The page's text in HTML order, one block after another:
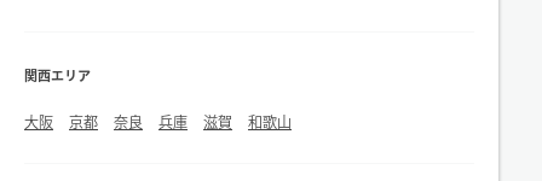
関西エリア
大阪 京都 奈良 兵庫 滋賀 和歌山